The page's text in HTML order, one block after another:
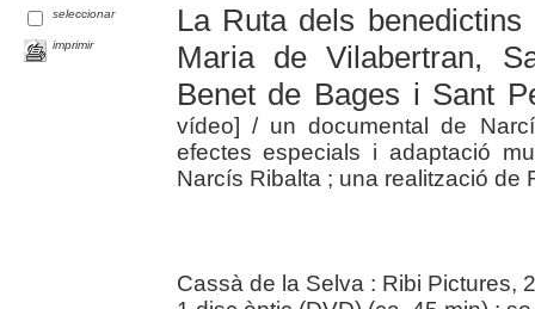
seleccionar
imprimir
La Ruta dels
Maria de Vilabertran,
Benet de Bages i Sant
vídeo] / un documental de
efectes especials i adaptació
Narcís Ribalta ; una realització de
Cassà de la Selva : Ribi Pictures,